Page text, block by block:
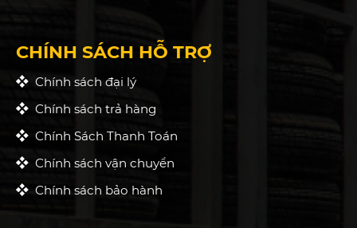
CHÍNH SÁCH HỖ TRỢ
Chính sách đại lý
Chính sách trả hàng
Chính Sách Thanh Toán
Chính sách vận chuyển
Chính sách bảo hành